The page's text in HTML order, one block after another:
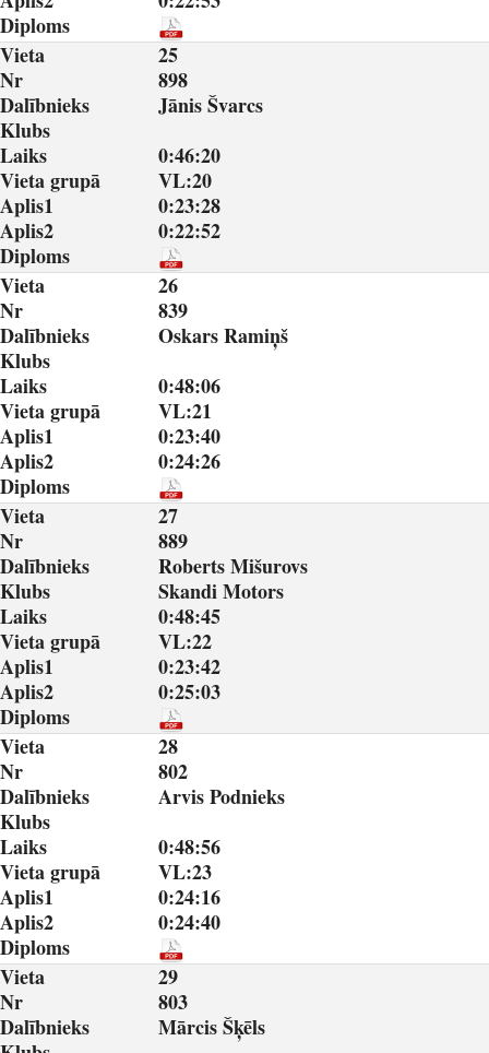
Diploms
Vieta
25
Nr
898
Dalībnieks
Jānis Švarcs
Klubs
Laiks
0:46:20
Vieta grupā
VL:20
Aplis1
0:23:28
Aplis2
0:22:52
Diploms
Vieta
26
Nr
839
Dalībnieks
Oskars Ramiņš
Klubs
Laiks
0:48:06
Vieta grupā
VL:21
Aplis1
0:23:40
Aplis2
0:24:26
Diploms
Vieta
27
Nr
889
Dalībnieks
Roberts Mišurovs
Klubs
Skandi Motors
Laiks
0:48:45
Vieta grupā
VL:22
Aplis1
0:23:42
Aplis2
0:25:03
Diploms
Vieta
28
Nr
802
Dalībnieks
Arvis Podnieks
Klubs
Laiks
0:48:56
Vieta grupā
VL:23
Aplis1
0:24:16
Aplis2
0:24:40
Diploms
Vieta
29
Nr
803
Dalībnieks
Mārcis Šķēls